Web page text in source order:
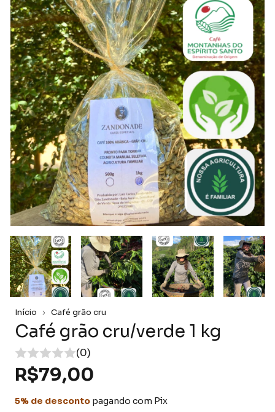
Início Café grão cru
Café grão cru/verde 1 kg
(0)
R$79,00
5% de desconto pagando com Pix